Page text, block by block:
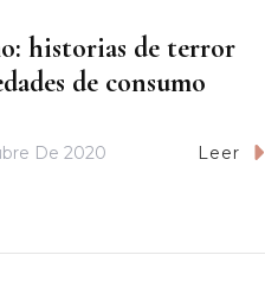
historias de terror
de consumo
De 2020 Leer